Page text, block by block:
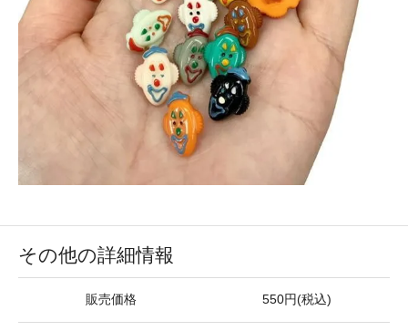
その他の詳細情報
販売価格 550円(税込)